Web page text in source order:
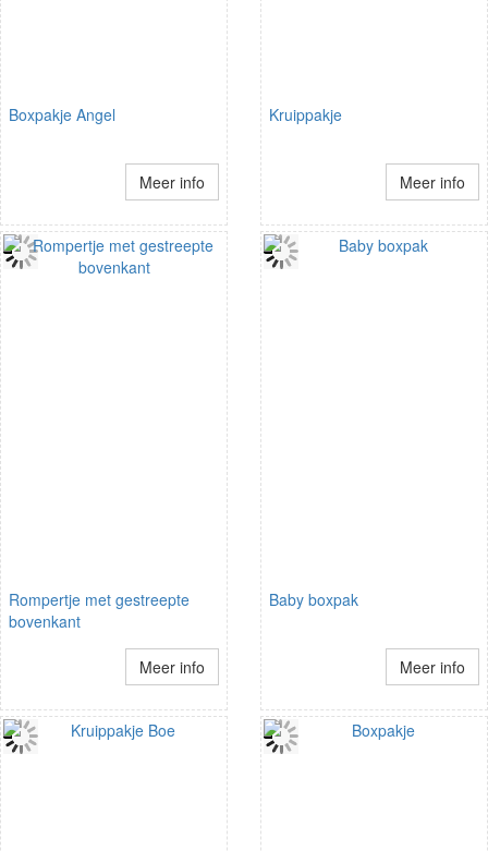
Boxpakje Angel
Meer info
Kruippakje
Meer info
Rompertje met gestreepte
bovenkant
Meer info
Baby boxpak
Meer info